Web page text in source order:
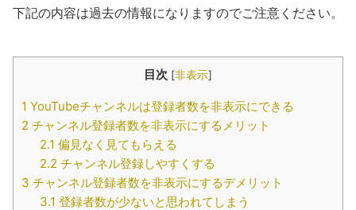
下記の内容は過去の情報になりますのでご注意ください。
目次 [非表示]
1 YouTubeチャンネルは登録者数を非表示にできる
2 チャンネル登録者数を非表示にするメリット
2.1 偏見なく見てもらえる
2.2 チャンネル登録しやすくする
3 チャンネル登録者数を非表示にするデメリット
3.1 登録者数が少ないと思われてしまう